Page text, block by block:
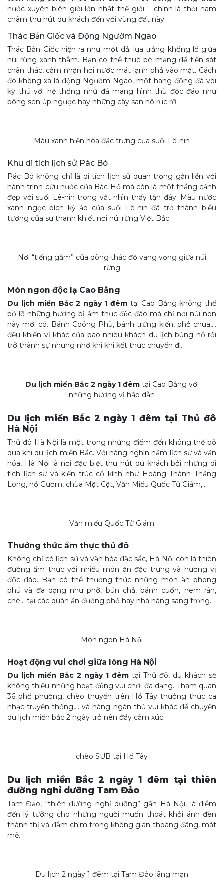
nước xuyên biên giới lớn nhất thế giới – chính là thỏi nam
châm thu hút du khách đến với vùng đất này.
Thác Bản Giốc và Động Ngườm Ngao
Thác Bản Giốc hiện ra như một dải lụa trắng khổng lồ giữa
núi rừng xanh thẳm. Bạn có thể thuê bè mảng để tiến sát
chân thác, cảm nhận hơi nước mát lạnh phả vào mặt. Cách
đó không xa là động Ngườm Ngao, một hang động đá vôi
kỳ thú với hệ thống nhũ đá mang hình thù độc đáo như
bông sen úp ngược hay những cây san hô rực rỡ.
Màu xanh hiền hòa đặc trưng của suối Lê-nin
Khu di tích lịch sử Pác Bó
Pác Bó không chỉ là di tích lịch sử quan trọng gắn liền với
hành trình cứu nước của Bác Hồ mà còn là một thắng cảnh
đẹp với suối Lê-nin trong vắt nhìn thấy tận đáy. Màu nước
xanh ngọc bích kỳ ảo của suối Lê-nin đã trở thành biểu
tượng của sự thanh khiết nơi núi rừng Việt Bắc.
Nơi “tiếng gầm” của dòng thác đổ vang vọng giữa núi
rừng
Món ngon độc lạ Cao Bằng
Du lịch miền Bắc 2 ngày 1 đêm tại Cao Bằng không thể
bỏ lỡ những hương bị ẩm thực độc đáo mà chỉ nơi núi non
này mới có. Bánh Coóng Phù, bánh trứng kiến, phở chua,…
đều khiến vị khác của bao nhiêu khách du lịch bùng nổ rồi
trở thành sự nhung nhớ khi khi kết thức chuyến đi.
Du lịch miền Bắc 2 ngày 1 đêmtại Cao Bằng với
những hương vị hấp dẫn
Du lịch miền Bắc 2 ngày 1 đêm tại Thủ đô
Hà Nội
Thủ đô Hà Nội là một trong những điểm đến không thể bỏ
qua khi du lịch miền Bắc. Với hàng nghìn năm lịch sử và văn
hóa, Hà Nội là nơi đặc biệt thu hút du khách bởi những di
tích lịch sử và kiến trúc cổ kính như Hoàng Thành Thăng
Long, hồ Gươm, chùa Một Cột, Văn Miếu Quốc Tử Giám,…
Văn miếu Quốc Tử Giám
Thưởng thức ẩm thực thủ đô
Không chỉ có lịch sử và văn hóa đặc sắc, Hà Nội còn là thiên
đường ẩm thực với nhiều món ăn đặc trưng và hương vị
độc đáo. Bạn có thể thưởng thức những món ăn phong
phú và đa dạng như phở, bún chả, bánh cuốn, nem rán,
chè… tại các quán ăn đường phố hay nhà hàng sang trọng.
Món ngon Hà Nội
Hoạt động vui chơi giữa lòng Hà Nội
Du lịch miền Bắc 2 ngày 1 đêm tại Thủ đô, du khách sẽ
không thiếu những hoạt động vui chơi đa dạng. Tham quan
36 phố phường, chèo thuyền trên Hồ Tây thưởng thức ca
nhạc truyền thống,… và hàng ngàn thú vui khác để chuyến
du lịch miền bắc 2 ngày trở nên đầy cảm xúc.
chèo SUB tại Hồ Tây
Du lịch miền Bắc 2 ngày 1 đêm tại thiên
đường nghỉ dưỡng Tam Đảo
Tam Đảo, “thiên đường nghỉ dưỡng” gần Hà Nội, là điểm
đến lý tưởng cho những người muốn thoát khỏi ánh đèn
thành thị và đắm chìm trong không gian thoáng đãng, mát
mẻ.
Du lịch 2 ngày 1 đêm tại Tam Đảo lãng mạn